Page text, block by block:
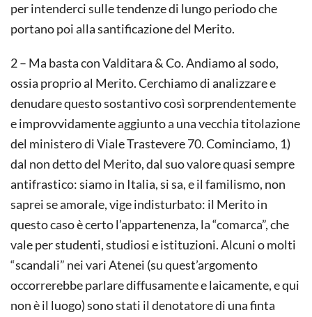
per intenderci sulle tendenze di lungo periodo che
portano poi alla santificazione del Merito.
2 – Ma basta con Valditara & Co. Andiamo al sodo,
ossia proprio al Merito. Cerchiamo di analizzare e
denudare questo sostantivo così sorprendentemente
e improvvidamente ag­giunto a una vecchia titolazione
del ministero di Viale Trastevere 70. Cominciamo, 1)
dal non detto del Merito, dal suo valore quasi sempre
antifrastico: siamo in Italia, si sa, e il familismo, non
saprei se amorale, vige indisturbato: il Merito in
questo caso è certo l’appar­tenenza, la “comarca”, che
vale per studenti, studiosi e istituzioni.Alcuni o molti
“scandali” nei vari Atenei (su quest’argomento
occorrerebbe parlare diffusamente e laicamente, e qui
non è il luogo) sono stati il denotatore di una finta